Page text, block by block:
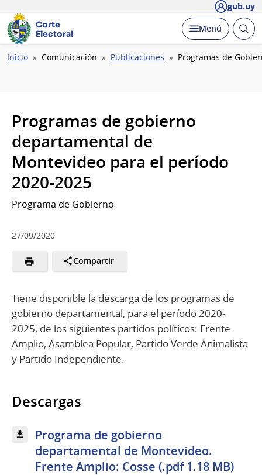
gub.uy
Corte
Electoral
Desplegar
Menú Abrir
Ruta
Inicio Comunicación Publicaciones Programas de
Programas de gobierno
departamental de
Montevideo para el período
2020-2025
Programa de Gobierno
27/09/2020
Compartir
Tiene disponible la descarga de los programas de
gobierno departamental, para el período 2020-
2025, de los siguientes partidos políticos: Frente
Amplio, Asamblea Popular, Partido Verde Animalista
y Partido Independiente.
Descargas
Programa de gobierno
departamental de Montevideo.
Frente Amplio: Cosse (.pdf 1.18 MB)